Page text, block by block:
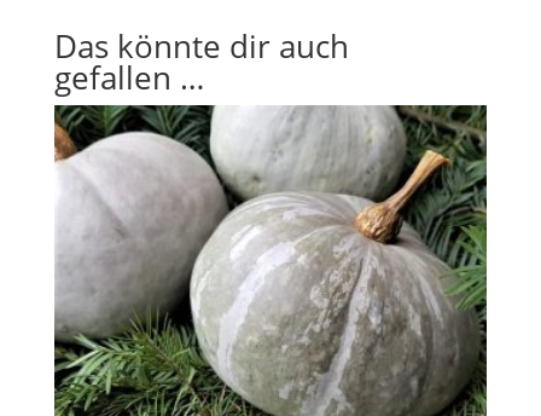
Das könnte dir auch
gefallen …